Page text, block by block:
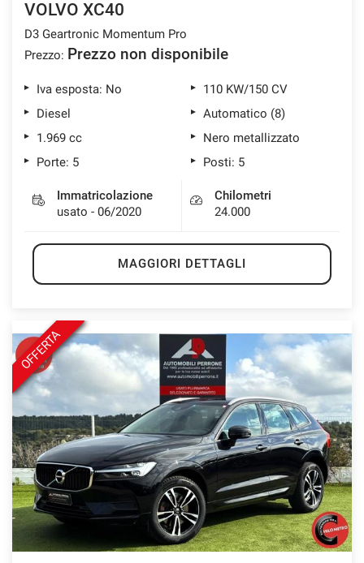
VOLVO XC40
D3 Geartronic Momentum Pro
Prezzo: Prezzo non disponibile
Iva esposta: No
110 KW/150 CV
Diesel
Automatico (8)
1.969 cc
Nero metallizzato
Porte: 5
Posti: 5
Immatricolazione
usato - 06/2020
Chilometri
24.000
MAGGIORI DETTAGLI
OFFERTA
Cookie per il miglioramento dell'esperienza utente
Cookie analitici
Cookie di marketing
Leggi
la
cookie
policy
Salva
impostazioni